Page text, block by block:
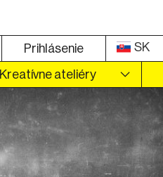
Prihlásenie SK
Kreatívne ateliéry